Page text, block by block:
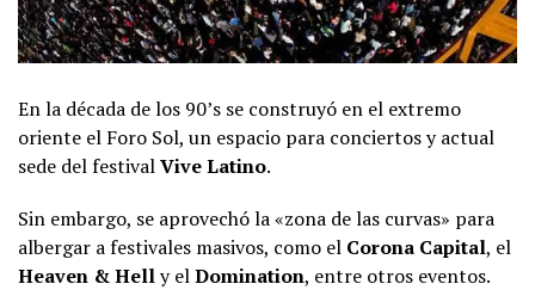
En la década de los 90’s se construyó en el extremo
oriente el Foro Sol, un espacio para conciertos y actual
sede del festivalVive Latino.
Sin embargo, se aprovechó la «zona de las curvas» para
albergar a festivales masivos, como el Corona Capital, el
Heaven & Helly elDomination, entre otros eventos.